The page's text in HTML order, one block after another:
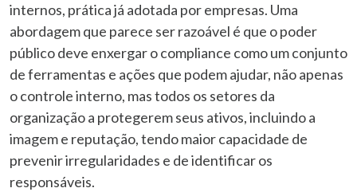
internos, prática já adotada por empresas. Uma
abordagem que parece ser razoável é que o poder
público deve enxergar o compliance como um conjunto
de ferramentas e ações que podem ajudar, não apenas
o controle interno, mas todos os setores da
organização a protegerem seus ativos, incluindo a
imagem e reputação, tendo maior capacidade de
prevenir irregularidades e de identificar os
responsáveis.